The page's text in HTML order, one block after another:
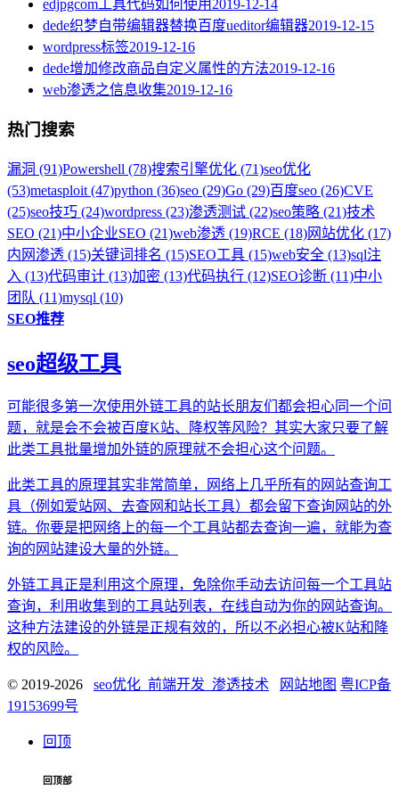
edjpgcom工具代码如何使用 2019-12-14
dede织梦自带编辑器替换百度ueditor编辑器2019-12-15
wordpress标签2019-12-16
dede增加修改商品自定义属性的方法2019-12-16
web渗透之信息收集2019-12-16
热门搜索
漏洞 (91)Powershell (78)搜索引擎优化 (71)seo优化
(53)metasploit (47)python (36)seo (29)Go (29)百度seo (26)CVE
(25)seo技巧 (24)wordpress (23)渗透测试 (22)seo策略 (21)技术
SEO (21)中小企业SEO (21)web渗透 (19)RCE (18)网站优化 (17)
内网渗透 (15)关键词排名 (15)SEO工具 (15)web安全 (13)sql注
入 (13)代码审计 (13)加密 (13)代码执行 (12)SEO诊断 (11)中小
团队 (11)mysql (10)
SEO推荐
seo超级工具
可能很多第一次使用外链工具的站长朋友们都会担心同一个问
题，就是会不会被百度K站、降权等风险？其实大家只要了解
此类工具批量增加外链的原理就不会担心这个问题。
此类工具的原理其实非常简单，网络上几乎所有的网站查询工
具（例如爱站网、去查网和站长工具）都会留下查询网站的外
链。你要是把网络上的每一个工具站都去查询一遍，就能为查
询的网站建设大量的外链。
外链工具正是利用这个原理，免除你手动去访问每一个工具站
查询，利用收集到的工具站列表，在线自动为你的网站查询。
这种方法建设的外链是正规有效的，所以不必担心被K站和降
权的风险。
© 2019-2026 seo优化_前端开发_渗透技术 网站地图 粤ICP备
19153699号
回顶
回顶部